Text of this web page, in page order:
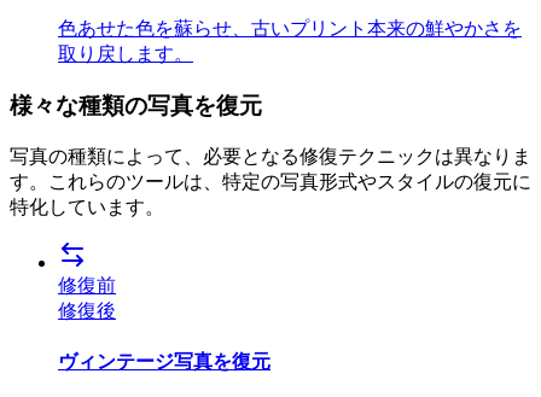
色あせた色を蘇らせ、古いプリント本来の鮮やかさを
取り戻します。
様々な種類の写真を復元
写真の種類によって、必要となる修復テクニックは異なりま
す。これらのツールは、特定の写真形式やスタイルの復元に
特化しています。
修復前
修復後
ヴィンテージ写真を復元